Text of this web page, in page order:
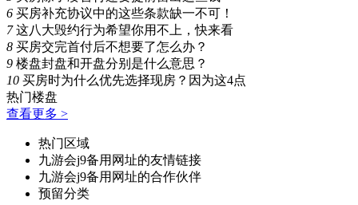
6 买房补充协议中的这些条款缺一不可！
7 这八大毁约行为希望你用不上，快来看
8 买房交完首付后不想要了怎么办？
9 楼盘封盘和开盘分别是什么意思？
10 买房时为什么优先选择现房？因为这4点
热门楼盘
查看更多 >
热门区域
九游会j9备用网址的友情链接
九游会j9备用网址的合作伙伴
预留分类